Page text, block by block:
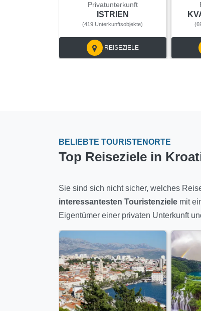
Privatunterkunft
ISTRIEN
(419 Unterkunftsobjekte)
REISEZIELE
BELIEBTE TOURISTENORTE
Top Reiseziele in
Sie sind sich nicht sicher, welches
interessantesten Touristenziele mit
Eigentümer einer privaten Unterkunft